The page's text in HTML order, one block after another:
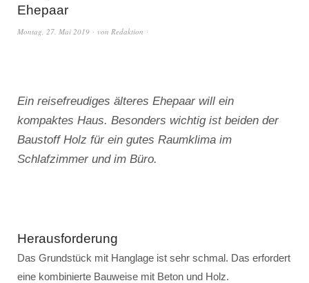
Ehepaar
Montag, 27. Mai 2019 von Redaktion
Ein reisefreudiges älteres Ehepaar will ein
kompaktes Haus. Besonders wichtig ist beiden der
Baustoff Holz für ein gutes Raumklima im
Schlafzimmer und im Büro.
Herausforderung
Das Grundstück mit Hanglage ist sehr schmal. Das erfordert
eine kombinierte Bauweise mit Beton und Holz.